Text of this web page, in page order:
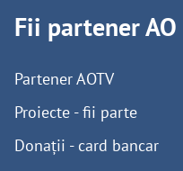
Fii partener AO
Partener AOTV
Proiecte - fii parte
Donații - card bancar